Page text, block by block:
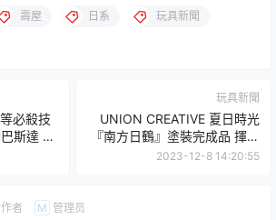
壽屋 日系 玩具新聞
必殺技
斯達 合
展開發
玩具新聞
UNION CREATIVE 夏日時光
『南方日鶴』塗裝完成品 揮舞
巨大錘子之姿展露迷人線條
2023-12-8 14:20:55
者 M 管理员